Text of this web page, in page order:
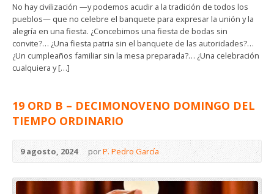
No hay civilización —y podemos acudir a la tradición de todos los
pueblos— que no celebre el banquete para expresar la unión y la
alegría en una fiesta. ¿Concebimos una fiesta de bodas sin
convite?… ¿Una fiesta patria sin el banquete de las autoridades?…
¿Un cumpleaños familiar sin la mesa preparada?… ¿Una celebración
cualquiera y […]
19 ORD B – DECIMONOVENO DOMINGO DEL
TIEMPO ORDINARIO
9 agosto, 2024 porP. Pedro García